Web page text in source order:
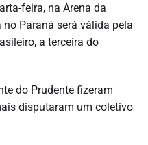
feira, na Arena da
Paraná será válida pela
a terceira do
do Prudente fizeram
disputaram um coletivo